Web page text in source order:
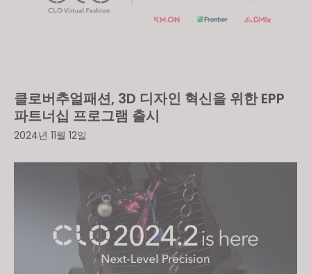
클로버추얼패션, 3D 디자인 혁신을 위한 EPP
파트너십 프로그램 출시
2024년 11월 12일